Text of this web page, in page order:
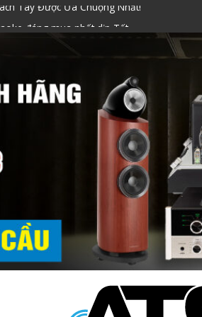
đáng mua nhất dịp Tết
Hãng Siêu Chuẩn!
Nổi Bật? Có Đáng Mua Không?
Tay Được Ưa Chuộng Nhất!